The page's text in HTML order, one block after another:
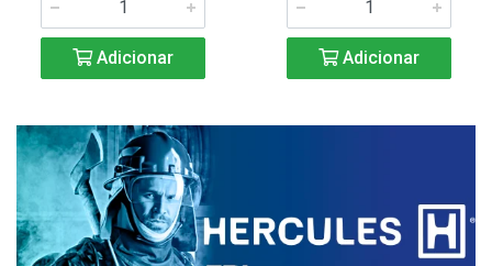
Adicionar Adicionar